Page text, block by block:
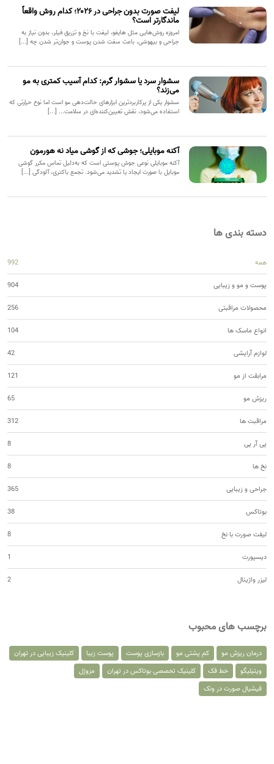
لیفت صورت بدون جراحی در ۲۰۲۶؛ کدام روش واقعاً
ماندگارتر است؟
امروزه روش‌هایی مثل هایفو، لیفت با نخ و تزریق فیلر، بدون نیاز به
جراحی و بیهوشی، باعث سفت شدن پوست و جوان‌تر شدن چه [...]
سشوار سرد یا سشوار گرم: کدام آسیب کمتری به مو
می‌زند؟
سشوار یکی از پرکاربردترین ابزارهای حالت‌دهی مو است اما نوع حرارتی که
استفاده می‌شود، نقش تعیین‌کننده‌ای در سلامت... [...]
آکنه موبایلی؛ جوشی که از گوشی میاد نه هورمون
آکنه موبایلی نوعی جوش پوستی است که به‌دلیل تماس مکرر گوشی
موبایل با صورت ایجاد یا تشدید می‌شود. تجمع باکتری، آلودگی [...]
دسته بندی ها
همه 992
پوست و مو و زیبایی 904
محصولات مراقبتی 256
انواع ماسک ها 104
لوازم آرایشی 42
مرابقت از مو 121
ریزش مو 65
مراقبت ها 312
پی آر پی 8
نخ ها 8
جراحی و زیبایی 365
بوتاکس 38
لیفت صورت با نخ 8
دیسپورت 1
لیزر واژینال 2
برچسب های محبوب
درمان ریزش مو کم پشتی مو بازسازی پوست پوست زیبا
کلینیک زیبایی در تهران
ویتیلیگو
خط فک کلینیک تخصصی بوتاکس در تهران
مزوژل
فیشیال صورت در ونک